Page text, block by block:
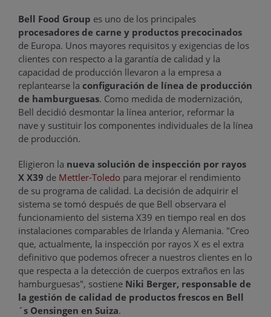
Bell Food Group es uno de los principales
procesadores de carne y productos precocinados
de Europa. Unos mayores requisitos y exigencias de los
clientes con respecto a la garantía de calidad y la
capacidad de producción llevaron a la empresa a
replantearse la configuración de línea de producción
de hamburguesas. Como medida de modernización,
Bell decidió desmontar la línea anterior, reformar la
nave y sustituir los componentes individuales de la línea
de producción.
Eligieron la nueva solución de inspección por rayos
X X39 de Mettler-Toledo para mejorar el rendimiento
de su programa de calidad. La decisión de adquirir el
sistema se tomó después de que Bell observara el
funcionamiento del sistema X39 en tiempo real en dos
instalaciones comparables de Irlanda y Alemania. "Creo
que, actualmente, la inspección por rayos X es el extra
definitivo que podemos ofrecer a nuestros clientes en lo
que respecta a la detección de cuerpos extraños en las
hamburguesas", sostiene Niki Berger, responsable de
la gestión de calidad de productos frescos en Bell
´s Oensingen en Suiza.